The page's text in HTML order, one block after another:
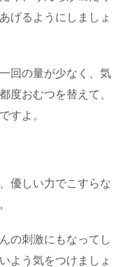
げるようにしましょ
回の量が少なく、気
度おむつを替えて、
すよ。
優しい力でこすらな
の刺激にもなってし
よう気をつけましょ